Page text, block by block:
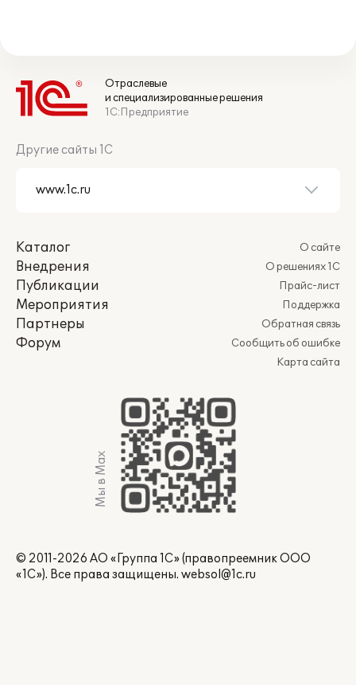
Отраслевые
и специализированные решения
1С:Предприятие
Другие сайты 1С
Каталог
Внедрения
Публикации
Мероприятия
Партнеры
Форум
О сайте
О решениях 1С
Прайс-лист
Поддержка
Обратная связь
Сообщить об ошибке
Карта сайта
Мы в Max
© 2011-2026 АО «Группа 1С» (правопреемник ООО
«1С»). Все права защищены. websol@1c.ru